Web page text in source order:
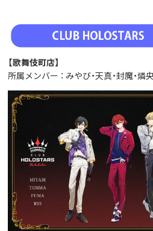
【歌舞伎町店】
所属メンバー ： みやび・天真・封魔・燐